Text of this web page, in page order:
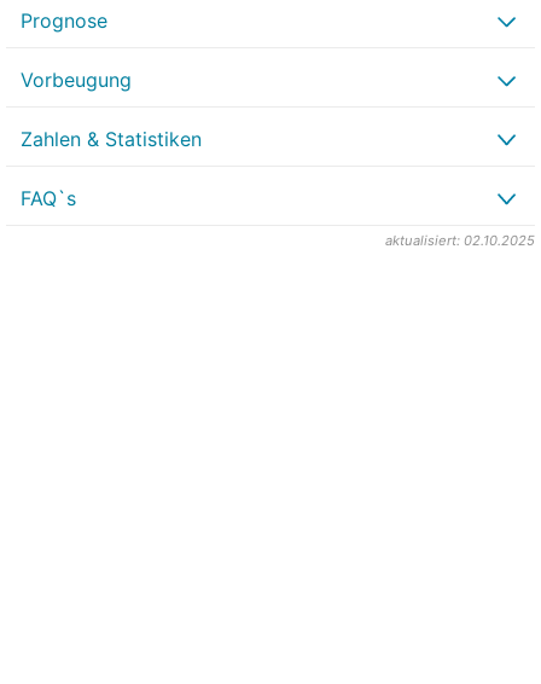
Prognose
Vorbeugung
Zahlen & Statistiken
FAQ`s
aktualisiert: 02.10.2025